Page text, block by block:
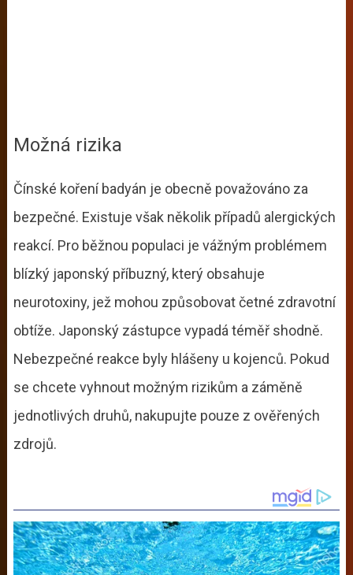
Možná rizika
Čínské koření badyán je obecně považováno za
bezpečné. Existuje však několik případů alergických
reakcí. Pro běžnou populaci je vážným problémem
blízký japonský příbuzný, který obsahuje
neurotoxiny, jež mohou způsobovat četné zdravotní
obtíže. Japonský zástupce vypadá téměř shodně.
Nebezpečné reakce byly hlášeny u kojenců. Pokud
se chcete vyhnout možným rizikům a záměně
jednotlivých druhů, nakupujte pouze z ověřených
zdrojů.